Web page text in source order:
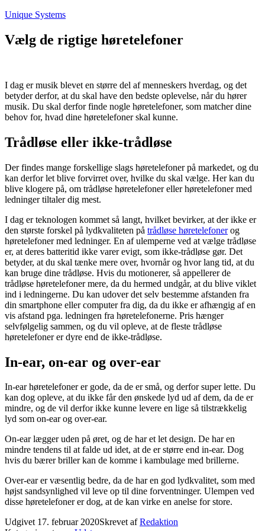
Fortsæt
indhold
Unique Systems
Vælg de rigtige høretelefoner
I dag er musik blevet en større del af menneskers hverdag, og det
betyder derfor, at du skal have den bedste oplevelse, når du hører
musik. Du skal derfor finde nogle høretelefoner, som matcher dine
behov for, hvad dine høretelefoner skal kunne.
Trådløse eller ikke-trådløse
Der findes mange forskellige slags høretelefoner på markedet, og du
kan derfor let blive forvirret over, hvilke du skal vælge. Her kan du
blive klogere på, om trådløse høretelefoner eller høretelefoner med
ledninger tiltaler dig mest.
I dag er teknologen kommet så langt, hvilket bevirker, at der ikke er
den største forskel på lydkvaliteten på trådløse høretelefonerog
høretelefoner med ledninger. En af ulemperne ved at vælge trådløse
er, at deres batteritid ikke varer evigt, som ikke-trådløse gør. Det
betyder, at du skal tænke mere over, hvornår og hvor lang tid, at du
kan bruge dine trådløse. Hvis du motionerer, så appellerer de
trådløse høretelefoner mere, da du hermed undgår, at du blive viklet
ind i ledningerne. Du kan udover det selv bestemme afstanden fra
din smartphone eller computer fra dig, da du ikke er afhængig af en
vis afstand pga. ledningen fra høretelefonerne. Pris hænger
selvfølgelig sammen, og du vil opleve, at de fleste trådløse
høretelefoner er dyre end de ikke-trådløse.
In-ear, on-ear og over-ear
In-ear høretelefoner er gode, da de er små, og derfor super lette. Du
kan dog opleve, at du ikke får den ønskede lyd ud af dem, da de er
mindre, og de vil derfor ikke kunne levere en lige så tilstrækkelig
lyd som on-ear og over-ear.
On-ear lægger uden på øret, og de har et let design. De har en
mindre tendens til at falde ud idet, at de er større end in-ear. Dog
hvis du bærer briller kan de komme i kambulage med brillerne.
Over-ear er væsentlig bedre, da de har en god lydkvalitet, som med
højst sandsynlighed vil leve op til dine forventninger. Ulempen ved
disse høretelefoner er dog, at de kan virke en anelse for store.
Udgivet 17. februar 2020Skrevet afRedaktion